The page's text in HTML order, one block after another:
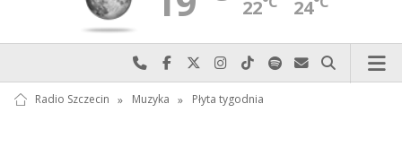
22 24
Najlepiej po prostu do nas zadzwoń
Odwiedź nas na Facebook-u
Odwiedź nas na X
Odwiedź nas na Instagram-ie
Odwiedź nas na TikTok-u
Szukaj nas na Spotify
Wyślij do nas
Szukaj
Radio Szczecin » Muzyka » Płyta tygodnia